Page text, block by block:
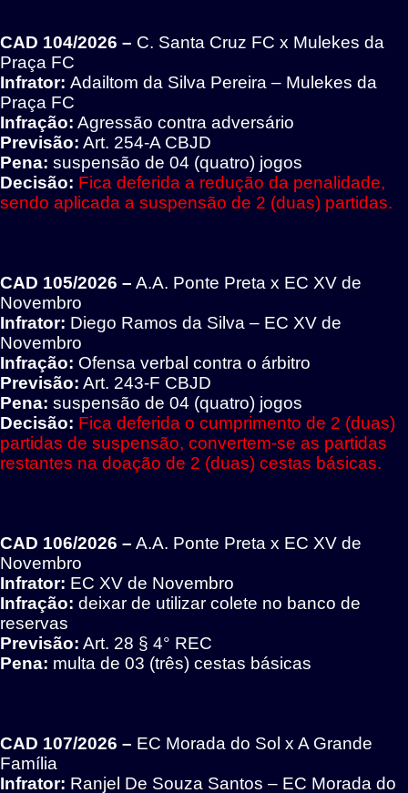
CAD 104/2026 – C. Santa Cruz FC x Mulekes da
Praça FC
Infrator: Adailtom da Silva Pereira – Mulekes da
Praça FC
Infração: Agressão contra adversário
Previsão: Art. 254-A CBJD
Pena: suspensão de 04 (quatro) jogos
Decisão: Fica deferida a redução da penalidade,
sendo aplicada a suspensão de 2 (duas) partidas.
CAD 105/2026 – A.A. Ponte Preta x EC XV de
Novembro
Infrator: Diego Ramos da Silva – EC XV de
Novembro
Infração: Ofensa verbal contra o árbitro
Previsão: Art. 243-F CBJD
Pena: suspensão de 04 (quatro) jogos
Decisão: Fica deferida o cumprimento de 2 (duas)
partidas de suspensão, convertem-se as partidas
restantes na doação de 2 (duas) cestas básicas.
CAD 106/2026 – A.A. Ponte Preta x EC XV de
Novembro
Infrator: EC XV de Novembro
Infração: deixar de utilizar colete no banco de
reservas
Previsão: Art. 28 § 4° REC
Pena: multa de 03 (três) cestas básicas
CAD 107/2026 – EC Morada do Sol x A Grande
Família
Infrator: Ranjel De Souza Santos – EC Morada do